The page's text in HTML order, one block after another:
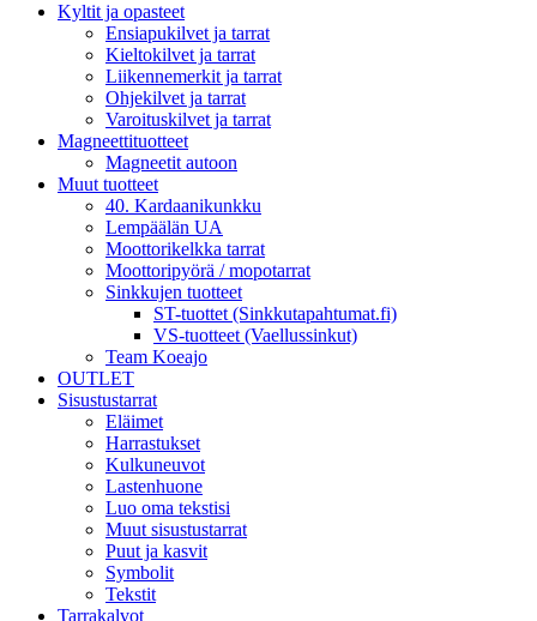
Kyltit ja opasteet
Ensiapukilvet ja tarrat
Kieltokilvet ja tarrat
Liikennemerkit ja tarrat
Ohjekilvet ja tarrat
Varoituskilvet ja tarrat
Magneettituotteet
Magneetit autoon
Muut tuotteet
40. Kardaanikunkku
Lempäälän UA
Moottorikelkka tarrat
Moottoripyörä / mopotarrat
Sinkkujen tuotteet
ST-tuottet (Sinkkutapahtumat.fi)
VS-tuotteet (Vaellussinkut)
Team Koeajo
OUTLET
Sisustustarrat
Eläimet
Harrastukset
Kulkuneuvot
Lastenhuone
Luo oma tekstisi
Muut sisustustarrat
Puut ja kasvit
Symbolit
Tekstit
Tarrakalvot